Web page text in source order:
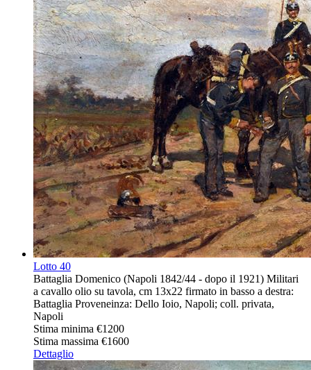
Lotto 40
Battaglia Domenico (Napoli 1842/44 - dopo il 1921) Militari
a cavallo olio su tavola, cm 13x22 firmato in basso a destra:
Battaglia Proveneinza: Dello Ioio, Napoli; coll. privata,
Napoli
Stima minima €1200
Stima massima €1600
Dettaglio